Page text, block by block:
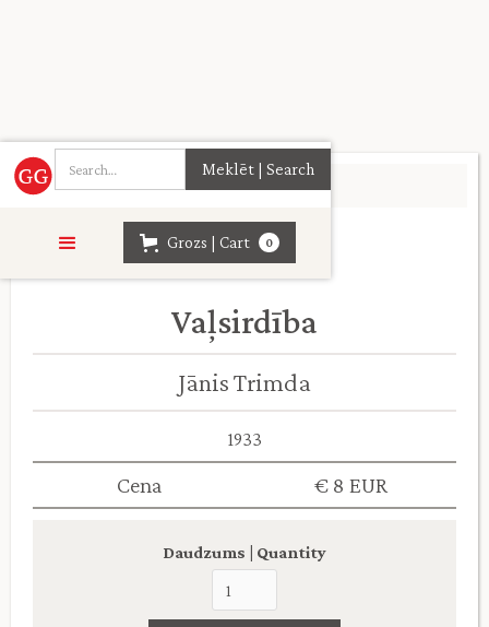
Grozs | Cart 0
Sākumlapa > Daiļliteratūra
Vaļsirdība
Jānis Trimda
1933
Cena € 8 EUR
Daudzums | Quantity